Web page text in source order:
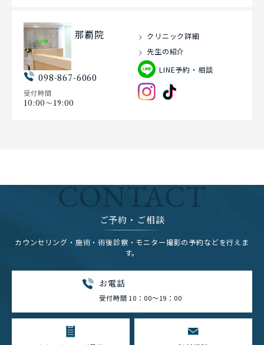
那覇院
098-867-6060
受付時間
10:00〜19:00
クリニック詳細
先生の紹介
LINE予約・相談
CONTACT
ご予約・ご相談
カウンセリング・施術・術後診察・モニター撮影の予約などを行えま
す。
お電話
受付時間 10：00～19：00